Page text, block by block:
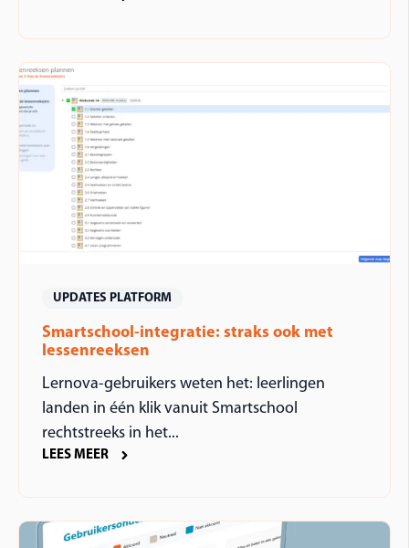
UPDATES PLATFORM
Smartschool-integratie: straks ook met
lessenreeksen
Lernova-gebruikers weten het: leerlingen
landen in één klik vanuit Smartschool
rechtstreeks in het...
LEES MEER